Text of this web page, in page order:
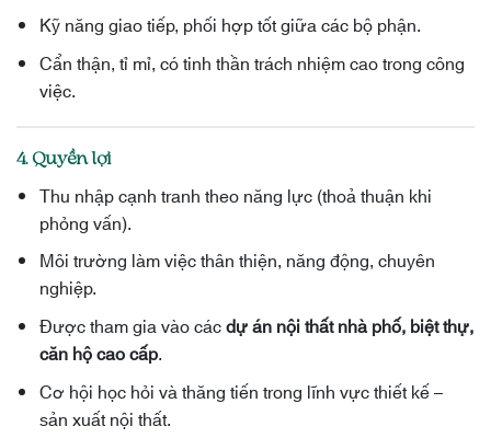
Kỹ năng giao tiếp, phối hợp tốt giữa các bộ phận.
Cẩn thận, tỉ mỉ, có tinh thần trách nhiệm cao trong công
việc.
4. Quyền lợi
Thu nhập cạnh tranh theo năng lực (thoả thuận khi
phỏng vấn).
Môi trường làm việc thân thiện, năng động, chuyên
nghiệp.
Được tham gia vào cácdự án nội thất nhà phố, biệt thự,
căn hộ cao cấp.
Cơ hội học hỏi và thăng tiến trong lĩnh vực thiết kế –
sản xuất nội thất.